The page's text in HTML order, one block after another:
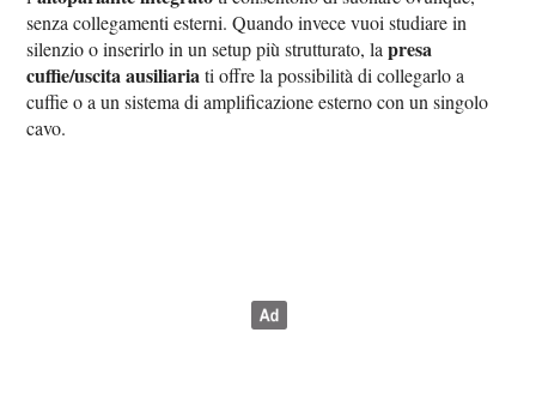
senza collegamenti esterni. Quando invece vuoi studiare in
silenzio o inserirlo in un setup più strutturato, lapresa
cuffie/uscita ausiliariati offre la possibilità di collegarlo a
cuffie o a un sistema di amplificazione esterno con un singolo
cavo.